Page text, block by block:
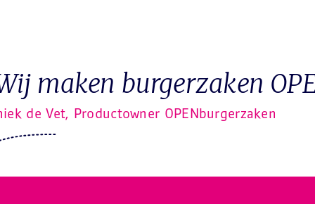
maken burgerzaken
de Vet, Productowner OPENburgerzaken